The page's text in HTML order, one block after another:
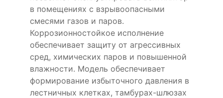
в помещениях с взрывоопасными
смесями газов и паров.
Коррозионностойкое исполнение
обеспечивает защиту от агрессивных
сред, химических паров и повышенной
влажности. Модель обеспечивает
формирование избыточного давления в
лестничных клетках, тамбурах-шлюзах